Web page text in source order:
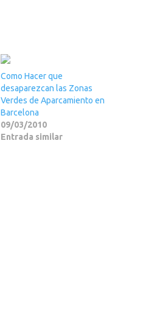
Como Hacer que
desaparezcan las Zonas
Verdes de Aparcamiento en
Barcelona
09/03/2010
Entrada similar